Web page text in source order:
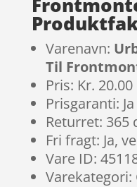
Varenavn:
Til
Pris: Kr. 20.00
Prisgaranti: Ja
Returret: 365
Fri fragt: Ja,
Vare ID: